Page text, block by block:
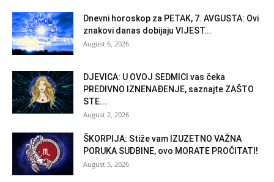
Dnevni horoskop za PETAK, 7. AVGUSTA: Ovi
znakovi danas dobijaju VIJEST...
August 6, 2026
DJEVICA: U OVOJ SEDMICI vas čeka
PREDIVNO IZNENAĐENJE, saznajte ZAŠTO
STE...
August 2, 2026
ŠKORPIJA: Stiže vam IZUZETNO VAŽNA
PORUKA SUDBINE, ovo MORATE PROČITATI!
August 5, 2026